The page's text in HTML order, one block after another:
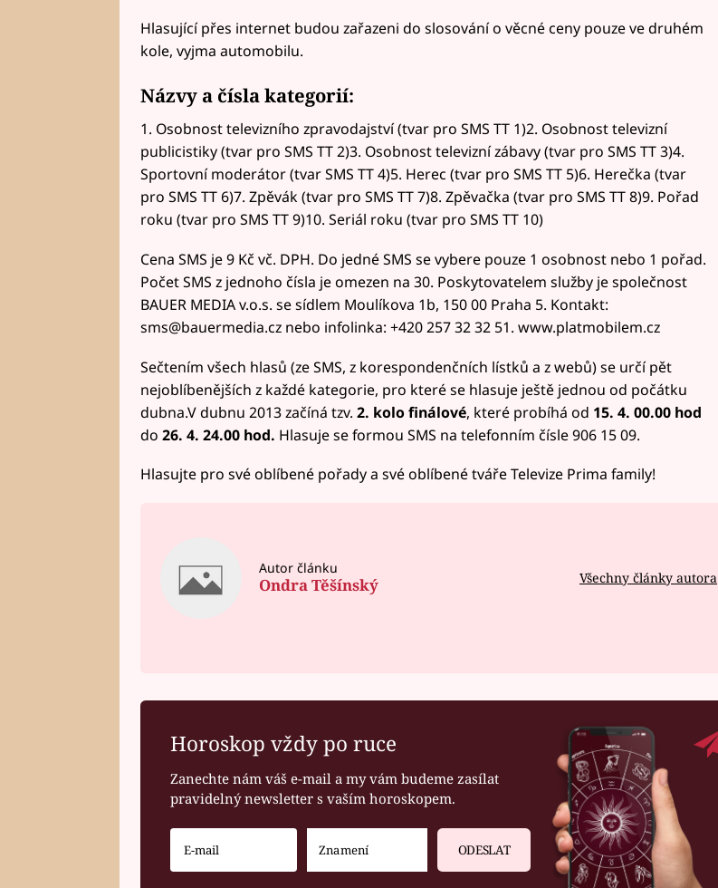
Hlasující přes internet budou zařazeni do slosování o věcné ceny pouze ve druhém
kole, vyjma automobilu.
Názvy a čísla kategorií:
1. Osobnost televizního zpravodajství (tvar pro SMS TT 1)2. Osobnost televizní
publicistiky (tvar pro SMS TT 2)3. Osobnost televizní zábavy (tvar pro SMS TT 3)4.
Sportovní moderátor (tvar SMS TT 4)5. Herec (tvar pro SMS TT 5)6. Herečka (tvar
pro SMS TT 6)7. Zpěvák (tvar pro SMS TT 7)8. Zpěvačka (tvar pro SMS TT 8)9. Pořad
roku (tvar pro SMS TT 9)10. Seriál roku (tvar pro SMS TT 10)
Cena SMS je 9 Kč vč. DPH. Do jedné SMS se vybere pouze 1 osobnost nebo 1 pořad.
Počet SMS z jednoho čísla je omezen na 30. Poskytovatelem služby je společnost
BAUER MEDIA v.o.s. se sídlem Moulíkova 1b, 150 00 Praha 5. Kontakt:
sms@bauermedia.cz nebo infolinka: +420 257 32 32 51. www.platmobilem.cz
Sečtením všech hlasů (ze SMS, z korespondenčních lístků a z webů) se určí pět
nejoblíbenějších z každé kategorie, pro které se hlasuje ještě jednou od počátku
dubna.V dubnu 2013 začíná tzv. 2. kolo finálové, které probíhá od 15. 4. 00.00 hod
do 26. 4. 24.00 hod. Hlasuje se formou SMS na telefonním čísle 906 15 09.
Hlasujte pro své oblíbené pořady a své oblíbené tváře Televize Prima family!
Autor článku
Ondra Těšínský Všechny články autora
Horoskop vždy po ruce
Zanechte nám váš e-mail a my vám budeme zasílat
pravidelný newsletter s vaším horoskopem.
ODESLAT